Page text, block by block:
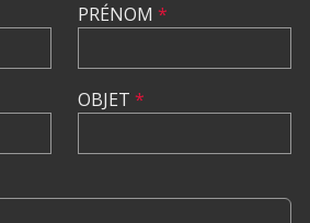
PRÉNOM *
OBJET *